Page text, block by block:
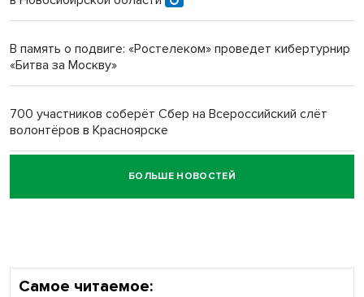
Новосибирский преподаватель с женой вошли в топ-16
Обновлённое отделение ВТБ открылось в Искитиме
В память о подвиге: «Ростелеком» проведет кибертурнир
«Битва за Москву»
700 участников соберёт Сбер на Всероссийский слёт
волонтёров в Красноярске
Честный выбор: видеонаблюдение обеспечит
объективность результатов ЕДГ в Новосибирской
БОЛЬШЕ НОВОСТЕЙ
Самое читаемое: